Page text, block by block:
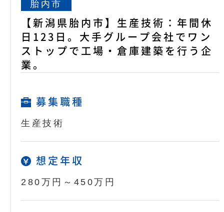
胎内市
【新潟県胎内市】生産技術：年間休
日123日。大手グループ会社でワン
ストップで工場・倉庫建築を行う企
業。
募集職種
生産技術
想定年収
280万円～450万円